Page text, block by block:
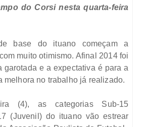
do Corsi nesta quarta-feira
base do ituano começam a
muito otimismo. Afinal 2014 foi
garotada e a expectativa é para a
melhora no trabalho já realizado.
(4), as categorias Sub-15
(Juvenil) do ituano vão estrear